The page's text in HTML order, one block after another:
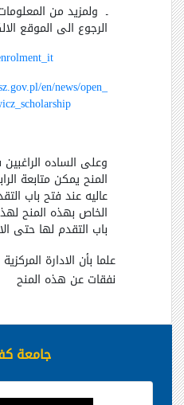
ـ ولمزيد من
الرجوع الى الموقع
en/news/open_
وعلى الساده
المنح يمكن متابعة
عاليه عند فتح باب
الخاص بهذه المنح
باب التقدم لها حتى
علما بأن الادارة
نفقات عن هذه المنح
جامعة